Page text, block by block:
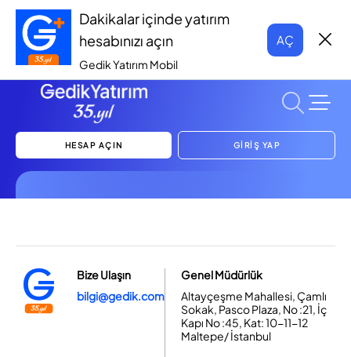
Dakikalar içinde yatırım
hesabınızı açın
Gedik Yatırım Mobil
AÇ
HESAP AÇIN GİRİŞ YAP
Bize Ulaşın
bilgi@gedik.com
Genel Müdürlük
Altayçeşme Mahallesi, Çamlı
Sokak, Pasco Plaza, No :21, İç
Kapı No :45, Kat: 10-11-12
Maltepe/ İstanbul